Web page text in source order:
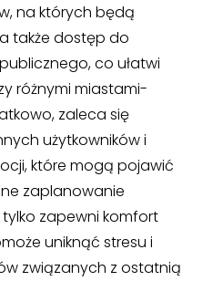
na których będą
także dostęp do
co ułatwi
różnymi miastami-
zaleca się
użytkowników i
które mogą pojawić
zaplanowanie
zapewni komfort
uniknąć stresu i
związanych z ostatnią